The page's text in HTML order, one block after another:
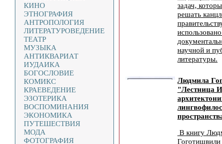
КИНО
ЭТНОГРАФИЯ
АНТРОПОЛОГИЯ
ЛИТЕРАТУРОВЕДЕНИЕ
ТЕАТР
МУЗЫКА
АНТИКВАРИАТ
ИУДАИКА
БОГОСЛОВИЕ
КОМИКС
КРАЕВЕДЕНИЕ
ЭЗОТЕРИКА
ВОСПОМИНАНИЯ
ЭКОНОМИКА
ПУТЕШЕСТВИЯ
МОДА
ФОТОГРАФИЯ
задач,
решать
научной и
литературы.
Людмила
"Лестница
В книгу